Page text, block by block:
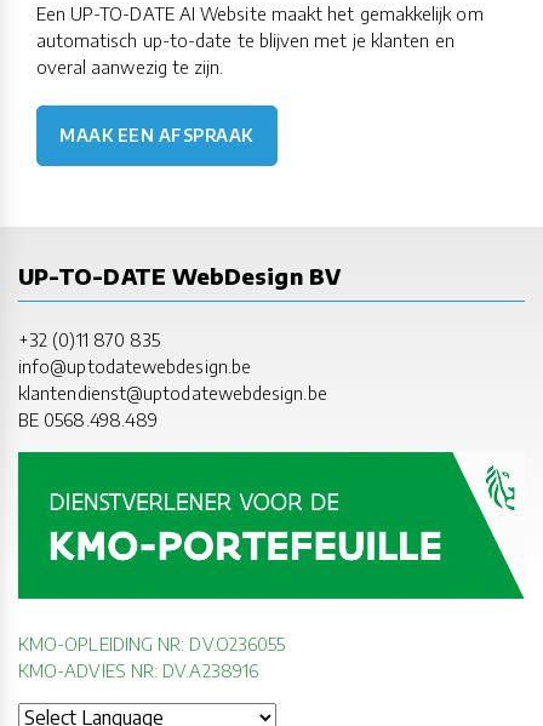
Een UP-TO-DATE AI Website maakt het gemakkelijk om
automatisch up-to-date te blijven met je klanten en
overal aanwezig te zijn.
MAAK EEN AFSPRAAK
UP-TO-DATE WebDesign BV
+32 (0)11 870 835
info@uptodatewebdesign.be
klantendienst@uptodatewebdesign.be
BE 0568.498.489
KMO-OPLEIDING NR: DV.O236055
KMO-ADVIES NR: DV.A238916